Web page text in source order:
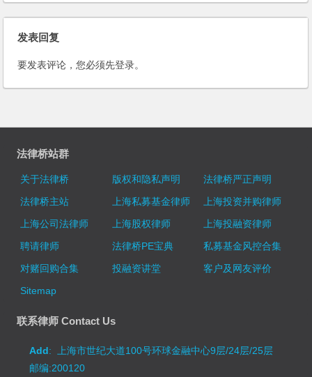
发表回复
要发表评论，您必须先登录。
法律桥站群
关于法律桥 版权和隐私声明
法律桥严正声明
法律桥主站
上海私募基金律师
上海投资并购律师
上海公司法律师
上海股权律师
上海投融资律师
聘请律师
法律桥PE宝典
私募基金风控合集
对赌回购合集
投融资讲堂
客户及网友评价
Sitemap
联系律师 Contact Us
Add: 上海市世纪大道100号环球金融中心9层/24层/25层
邮编:200120